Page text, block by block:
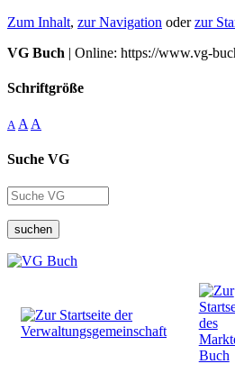
Zum Inhalt, zur Navigation oderzur
VG Buch | Online: https://www.vg-
Schriftgröße
A A A
Suche VG
suchen